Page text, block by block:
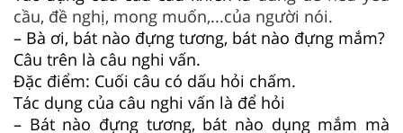
cầu, đề nghị, mong muốn,...của người nói.
– Bà ơi, bát nào đựng tương, bát nào đựng mắm?
Câu trên là câu nghi vấn.
Đặc điểm: Cuối câu có dấu hỏi chấm.
Tác dụng của câu nghi vấn là để hỏi
– Bát nào đựng tương, bát nào dụng mắm mà